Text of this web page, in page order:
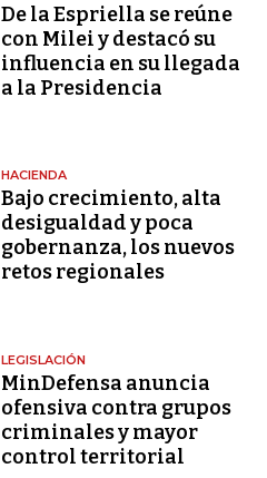
De la Espriella se reúne
con Milei y destacó su
influencia en su llegada
a la Presidencia
HACIENDA
Bajo crecimiento, alta
desigualdad y poca
gobernanza, los nuevos
retos regionales
LEGISLACIÓN
MinDefensa anuncia
ofensiva contra grupos
criminales y mayor
control territorial